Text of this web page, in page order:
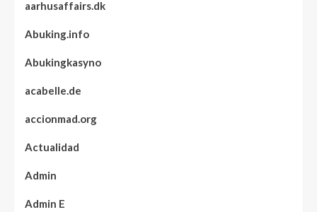
aarhusaffairs.dk
Abuking.info
Abukingkasyno
acabelle.de
accionmad.org
Actualidad
Admin
Admin E